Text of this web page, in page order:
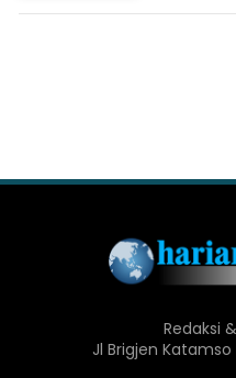
Redaksi
Jl Brigjen Katamso